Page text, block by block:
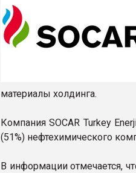
материалы холдинга.
Компания SOCAR Turkey
(51%) нефтехимического
В информации отмечается,